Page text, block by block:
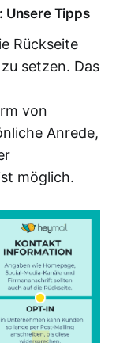
Unsere Tipps
Rückseite
setzen. Das
von
Anrede,
möglich.